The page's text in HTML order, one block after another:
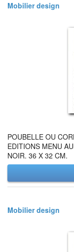
Mobilier design
POUBELLE OU
EDITIONS MENU
NOIR. 36 X 32 CM.
Mobilier design